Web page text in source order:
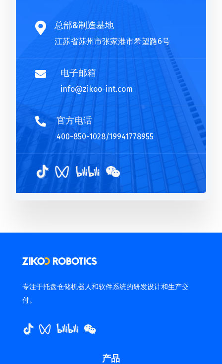
 总部&制造基地
江苏省苏州市张家港市希望路6号
 电子邮箱
info@zikoo-int.com
 官方电话
400-850-1028/19941778955
专注于托盘仓储机器人和软件系统的研发设计和生产交
付。
产品